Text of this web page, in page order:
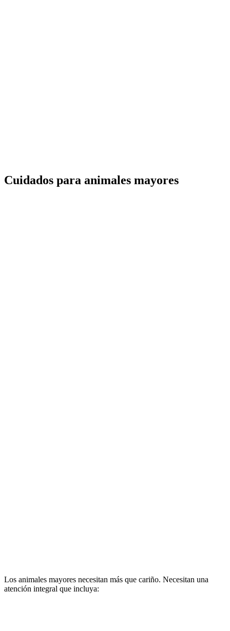
Cuidados para animales mayores
Los animales mayores necesitan más que cariño. Necesitan una
atención integral que incluya: